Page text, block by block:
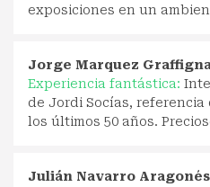
exposiciones en un
Jorge Marquez
Experiencia fantástica:
de Jordi Socías,
los últimos 50 años.
Julián Navarro Aragonés